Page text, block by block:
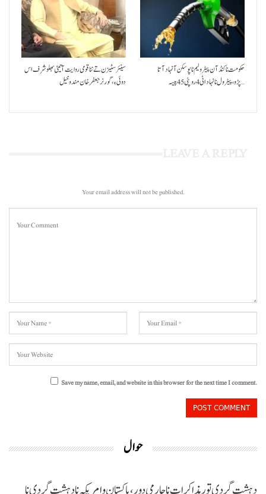
سینئر سٹیزن تے ننا قومی روایت آتیٹی بھلو شرف اس
دوئی ءِ،گورنر جعفرخان مندوخیل
حکومت نا کنڈ آن پیٹرولیم نا پوسکن آ نہاد آتا
پڑو،پیٹرول نا نہاد اٹی 4 روپئی 45 پیسہ…
Your email address will not be published.
Save my name, email, and website in this browser for the next time I comment.
حوال